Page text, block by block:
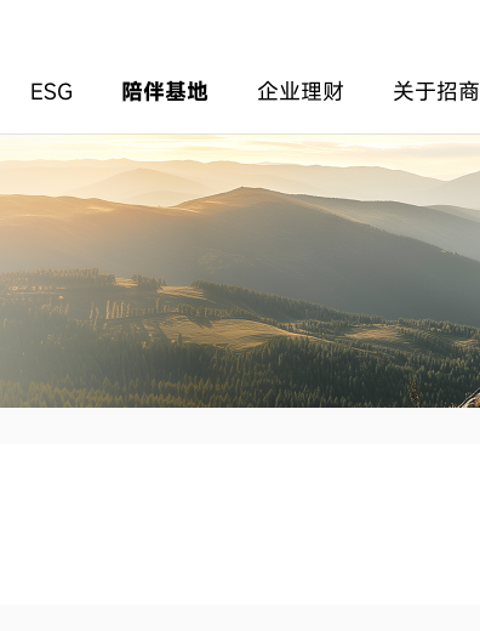
ESG 陪伴基地 企业理财 关于招商